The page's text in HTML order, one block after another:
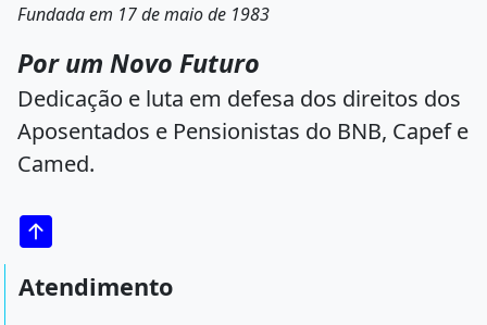
Fundada em 17 de maio de 1983
Por um Novo Futuro
Dedicação e luta em defesa dos direitos dos
Aposentados e Pensionistas do BNB, Capef e
Camed.
Atendimento